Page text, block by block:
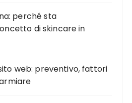
perché sta
di skincare in
web: preventivo, fattori